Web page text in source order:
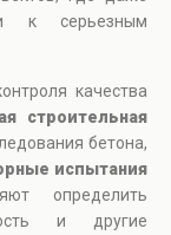
к серьезным
качества
строительная
бетона,
испытания
определить
и другие